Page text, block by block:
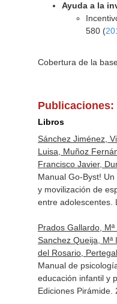
Ayuda a la
580 (
Cobertura de la
Publicaciones:
Libros
Sánchez Jiménez,
Luisa, Muñoz
Francisco Javier,
Manual Go-Byst!
y movilización de
entre adolescentes.
Prados Gallardo,
Sanchez Queija, Mª
del Rosario,
Manual de
educación infantil y
Ediciones Pirámide.